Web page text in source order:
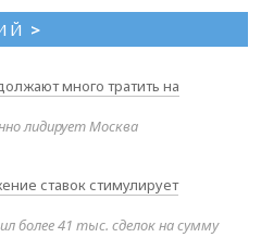
>
много тратить на
лидирует Москва
ставок стимулирует
более 41 тыс. сделок на сумму